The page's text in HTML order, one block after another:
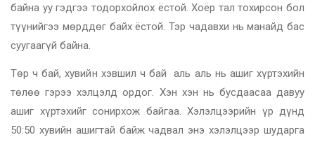
байна уу гэдгээ тодорхойлох ёстой. Хоёр тал тохирсон бол
түүнийгээ мөрддөг байх ёстой. Тэр чадавхи нь манайд бас
суугаагүй байна.
Төр ч бай, хувийн хэвшил ч бай аль аль нь ашиг хүртэхийн
төлөө гэрээ хэлцэлд ордог. Хэн хэн нь бусдаасаа давуу
ашиг хүртэхийг сонирхож байгаа. Хэлэлцээрийн үр дүнд
50:50 хувийн ашигтай байж чадвал энэ хэлэлцээр шударга